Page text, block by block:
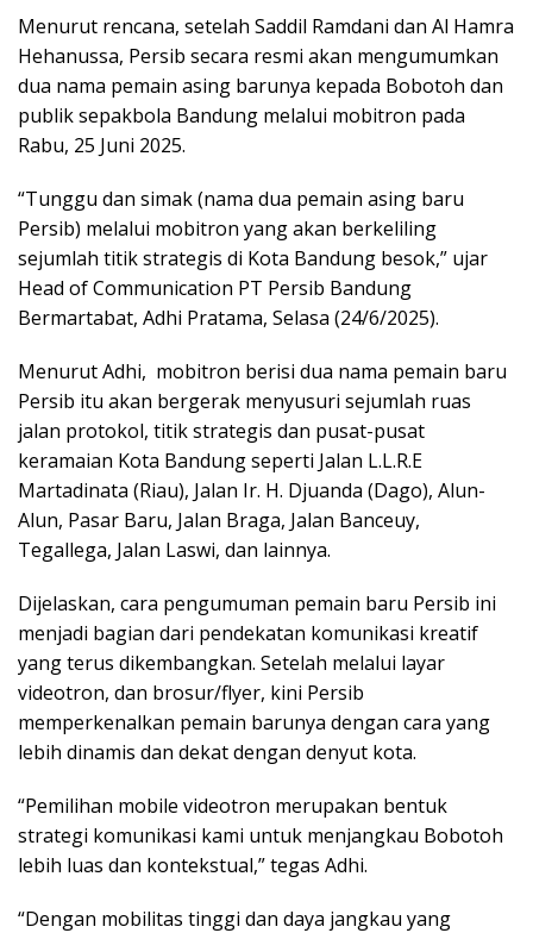
Menurut rencana, setelah Saddil Ramdani dan Al Hamra
Hehanussa, Persib secara resmi akan mengumumkan
dua nama pemain asing barunya kepada Bobotoh dan
publik sepakbola Bandung melalui mobitron pada
Rabu, 25 Juni 2025.
“Tunggu dan simak (nama dua pemain asing baru
Persib) melalui mobitron yang akan berkeliling
sejumlah titik strategis di Kota Bandung besok,” ujar
Head of Communication PT Persib Bandung
Bermartabat, Adhi Pratama, Selasa (24/6/2025).
Menurut Adhi, mobitron berisi dua nama pemain baru
Persib itu akan bergerak menyusuri sejumlah ruas
jalan protokol, titik strategis dan pusat-pusat
keramaian Kota Bandung seperti Jalan L.L.R.E
Martadinata (Riau), Jalan Ir. H. Djuanda (Dago), Alun-
Alun, Pasar Baru, Jalan Braga, Jalan Banceuy,
Tegallega, Jalan Laswi, dan lainnya.
Dijelaskan, cara pengumuman pemain baru Persib ini
menjadi bagian dari pendekatan komunikasi kreatif
yang terus dikembangkan. Setelah melalui layar
videotron, dan brosur/flyer, kini Persib
memperkenalkan pemain barunya dengan cara yang
lebih dinamis dan dekat dengan denyut kota.
“Pemilihan mobile videotron merupakan bentuk
strategi komunikasi kami untuk menjangkau Bobotoh
lebih luas dan kontekstual,” tegas Adhi.
“Dengan mobilitas tinggi dan daya jangkau yang